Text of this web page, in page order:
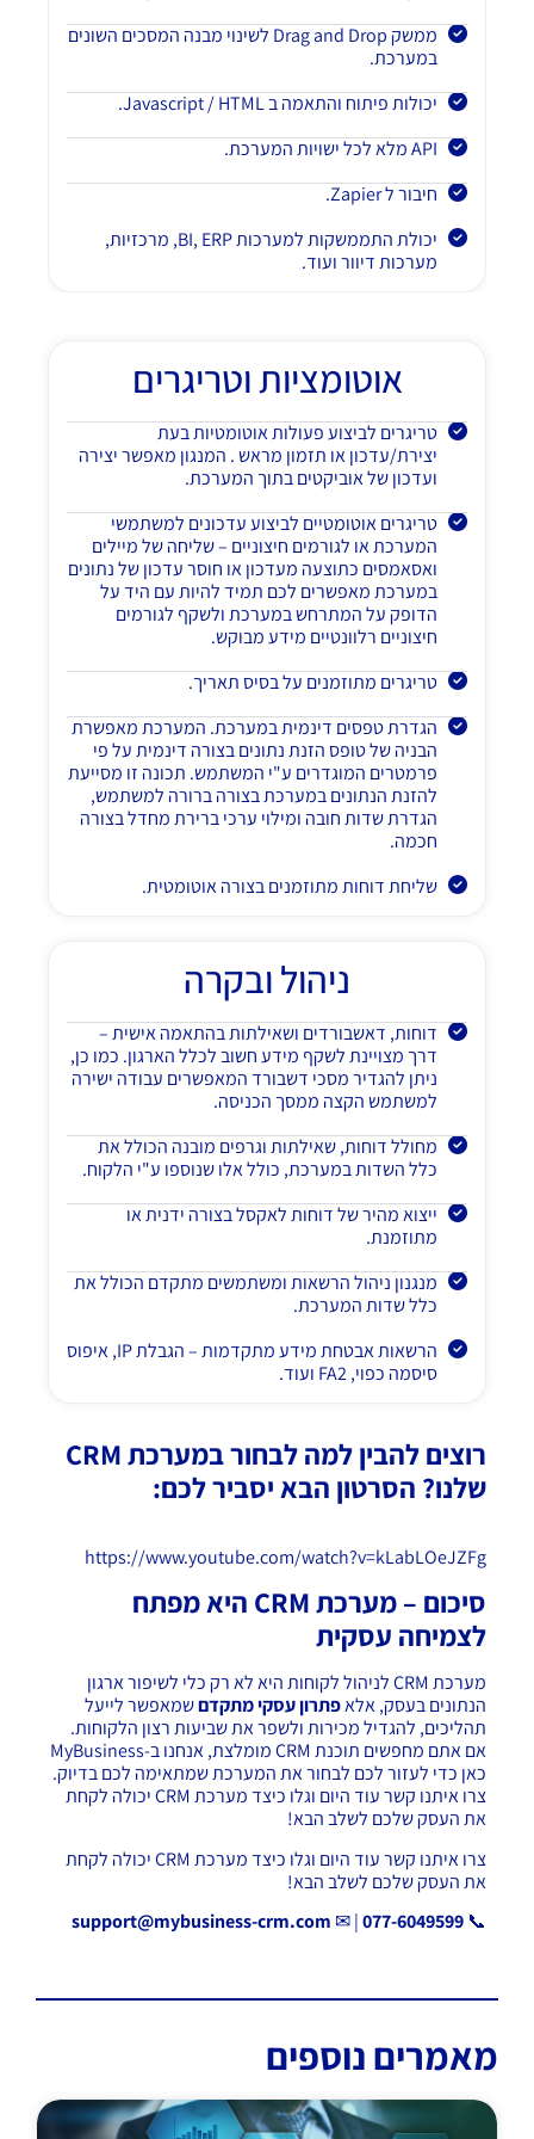
ממשק Drag and Drop לשינוי מבנה המסכים השונים
במערכת.
יכולות פיתוח והתאמה ב Javascript / HTML.
API מלא לכל ישויות המערכת.
חיבור ל Zapier.
יכולת התממשקות למערכות BI, ERP, מרכזיות,
מערכות דיוור ועוד.
אוטומציות וטריגרים
טריגרים לביצוע פעולות אוטומטיות בעת
יצירת/עדכון או תזמון מראש . המנגון מאפשר יצירה
ועדכון של אוביקטים בתוך המערכת.
טריגרים אוטומטיים לביצוע עדכונים למשתמשי
המערכת או לגורמים חיצוניים – שליחה של מיילים
ואסאמסים כתוצעה מעדכון או חוסר עדכון של נתונים
במערכת מאפשרים לכם תמיד להיות עם היד על
הדופק על המתרחש במערכת ולשקף לגורמים
חיצוניים רלוונטיים מידע מבוקש.
טריגרים מתוזמנים על בסיס תאריך.
הגדרת טפסים דינמית במערכת. המערכת מאפשרת
הבניה של טופס הזנת נתונים בצורה דינמית על פי
פרמטרים המוגדרים ע"י המשתמש. תכונה זו מסייעת
להזנת הנתונים במערכת בצורה ברורה למשתמש,
הגדרת שדות חובה ומילוי ערכי ברירת מחדל בצורה
חכמה.
שליחת דוחות מתוזמנים בצורה אוטומטית.
ניהול ובקרה
דוחות, דאשבורדים ושאילתות בהתאמה אישית –
דרך מצויינת לשקף מידע חשוב לכלל הארגון. כמו כן,
ניתן להגדיר מסכי דשבורד המאפשרים עבודה ישירה
למשתמש הקצה ממסך הכניסה.
מחולל דוחות, שאילתות וגרפים מובנה הכולל את
כלל השדות במערכת, כולל אלו שנוספו ע"י הלקוח.
ייצוא מהיר של דוחות לאקסל בצורה ידנית או
מתוזמנת.
מנגנון ניהול הרשאות ומשתמשים מתקדם הכולל את
כלל שדות המערכת.
הרשאות אבטחת מידע מתקדמות – הגבלת IP, איפוס
סיסמה כפוי, FA2 ועוד.
רוצים להבין למה לבחור במערכת CRM
שלנו? הסרטון הבא יסביר לכם:
https://www.youtube.com/watch?v=kLabLOeJZFg
סיכום – מערכת
היא מפתח
לצמיחה עסקית
מערכת CRM לניהול לקוחות היא לא רק כלי לשיפור ארגון
הנתונים בעסק, אלאפתרון עסקי מתקדםשמאפשר לייעל
תהליכים, להגדיל מכירות ולשפר את שביעות רצון הלקוחות.
אם אתם מחפשים תוכנת CRM מומלצת, אנחנו ב-MyBusiness
כאן כדי לעזור לכם לבחור את המערכת שמתאימה לכם בדיוק.
צרו איתנו קשר עוד היום וגלו כיצד מערכת CRM יכולה לקחת
את העסק שלכם לשלב הבא!
צרו איתנו קשר עוד היום וגלו כיצד מערכת CRM יכולה לקחת
את העסק שלכם לשלב הבא!
📞
077-6049599
| ✉
support@mybusiness-crm.com
מאמרים נוספים